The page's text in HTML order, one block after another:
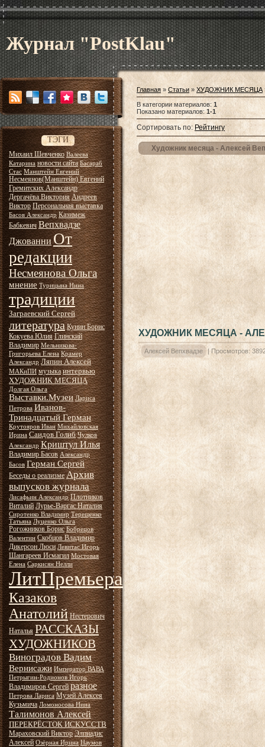
Журнал "PostKlau"
ТЭГИ
Михаил Шевченко Валеева
Катарина новости сайта Басараб
Стас Манштейн Евгений
Несмеянов(Манштейн) Евгений
Гремитских Александр
Дергачёва Виктория Андреев
Виктор Персональная выставка
Басов Александр Казимеж
Бабкевич Вепхвадзе
Джованни От
редакции
Несмеянова Ольга
мнение Турицына Нина
традиции
Заграевский Сергей
литература Кунин Борис
Кокуева Юлия Глинский
Владимир Мельникова-
Григорьева Елена Крамер
Александр Ляпин Алексей
МАКиПИ музыка интервью
ХУДОЖНИК МЕСЯЦА
Долгая Ольга
Выставки.Музеи Лариса
Петрова Иванов-
Тринадцатый Герман
Крутояров Иван Михайловская
Ирина Саидов Голиб Чулков
Александр Криштул Илья
Владимир Басов Александр
Басов Герман Сергей
Беседы о реализме Архив
выпусков журнала
Лисафьин Александр Плотников
Виталий Лурье-Варгас Наталия
Сиротенко Владимир Терещенко
Татьяна Луценко Ольга
Рогожников Борис Бобрецов
Валентин Скобцов Владимир
Дикерсон Люси Левитас Игорь
Шангареев Исмагил Мостовая
Елена Саркисян Нелли
ЛитПремьера
Казаков
Анатолий Нестерович
Наталья РАССКАЗЫ
ХУДОЖНИКОВ
Виноградов Вадим
Вернисажи Император ВАВА
Петрыгин-Родионов Игорь
Владимиров Сергей разное
Петрова Лариса Музей Алексея
Кузьмича Ломоносова Нина
Талимонов Алексей
ПЕРЕКРЁСТОК ИСКУССТВ
Мараховский Виктор Элпиадис
Алексей Озёрная Ирина Наумов
Главная » Статьи » ХУДОЖНИК МЕСЯЦА
В категории материалов: 1
Показано материалов:1-1
Сортировать по: Рейтингу
Художник месяца - Алексей
ХУДОЖНИК МЕСЯЦА -
Алексей Вепхвадзе |Просмотров: